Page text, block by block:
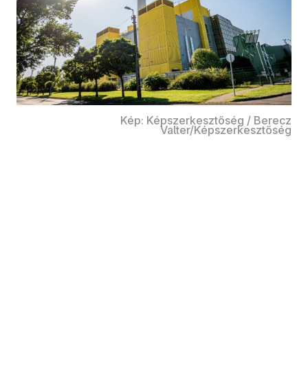
Kép: Képszerkesztőség / Berecz
Valter/Képszerkesztőség